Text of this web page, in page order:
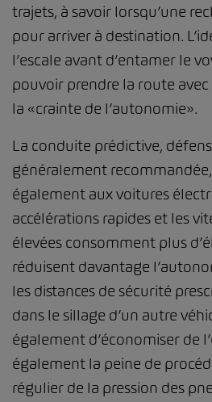
trajets, à savoir lorsqu’une
pour arriver à destination.
l’escale avant d’entamer le
pouvoir prendre la route avec
la «crainte de l’autonomie».
La conduite prédictive,
généralement
également aux voitures
accélérations rapides et les
élevées consomment plus
réduisent davantage
les distances de sécurité
dans le sillage d’un autre
également d’économiser de
également la peine de
régulier de la pression des